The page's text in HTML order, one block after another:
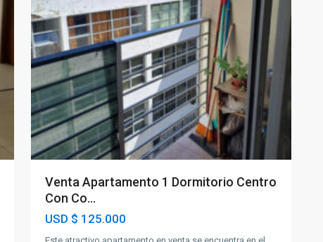
Venta Apartamento 1 Dormitorio Centro
Con Co...
USD $ 125.000